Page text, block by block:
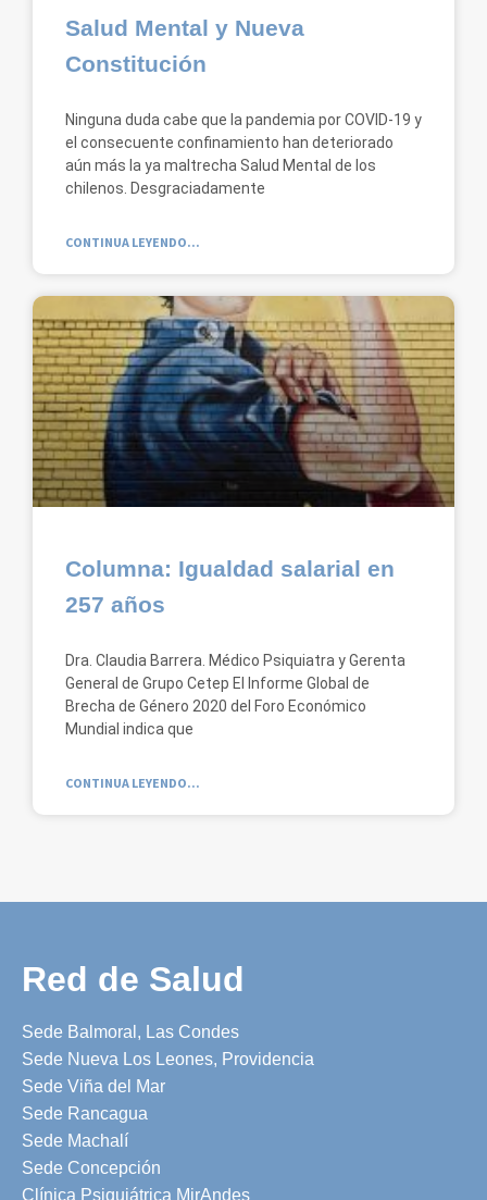
Salud Mental y Nueva
Constitución
Ninguna duda cabe que la pandemia por COVID-19 y
el consecuente confinamiento han deteriorado
aún más la ya maltrecha Salud Mental de los
chilenos. Desgraciadamente
CONTINUA LEYENDO...
Columna: Igualdad salarial en
257 años
Dra. Claudia Barrera. Médico Psiquiatra y Gerenta
General de Grupo Cetep El Informe Global de
Brecha de Género 2020 del Foro Económico
Mundial indica que
CONTINUA LEYENDO...
Red de Salud
Sede Balmoral, Las Condes
Sede Nueva Los Leones, Providencia
Sede Viña del Mar
Sede Rancagua
Sede Machalí
Sede Concepción
Clínica Psiquiátrica MirAndes